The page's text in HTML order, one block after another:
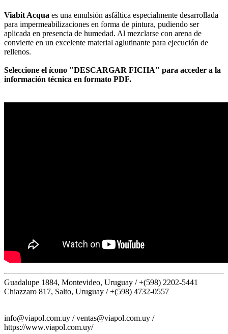
Viabit Acqua es una emulsión asfáltica especialmente desarrollada
para impermeabilizaciones en forma de pintura, pudiendo ser
aplicada en presencia de humedad. Al mezclarse con arena de
convierte en un excelente material aglutinante para ejecución de
rellenos.
Seleccione el ícono "DESCARGAR FICHA" para acceder a la
información técnica en formato PDF.
Guadalupe 1884, Montevideo, Uruguay /+(598) 2202-5441
Chiazzaro 817, Salto, Uruguay /+(598) 4732-0557
info@viapol.com.uy /ventas@viapol.com.uy /
https://www.viapol.com.uy/